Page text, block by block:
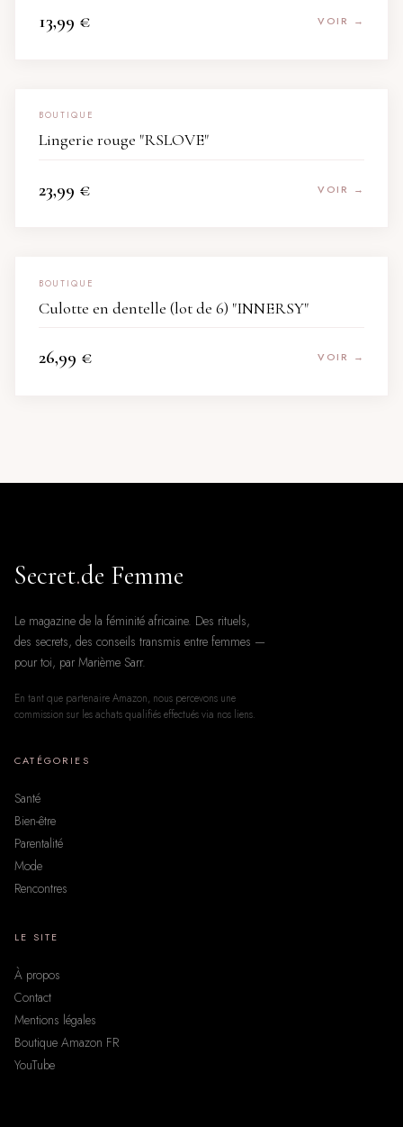
13,99 € VOIR →
BOUTIQUE
Lingerie rouge "RSLOVE"
23,99 € VOIR →
BOUTIQUE
Culotte en dentelle (lot de 6) "INNERSY"
26,99 € VOIR →
Secret.de Femme
Le magazine de la féminité africaine. Des rituels,
des secrets, des conseils transmis entre femmes —
pour toi, par Marième Sarr.
En tant que partenaire Amazon, nous percevons une
commission sur les achats qualifiés effectués via nos liens.
CATÉGORIES
Santé
Bien-être
Parentalité
Mode
Rencontres
LE SITE
À propos
Contact
Mentions légales
Boutique Amazon FR
YouTube